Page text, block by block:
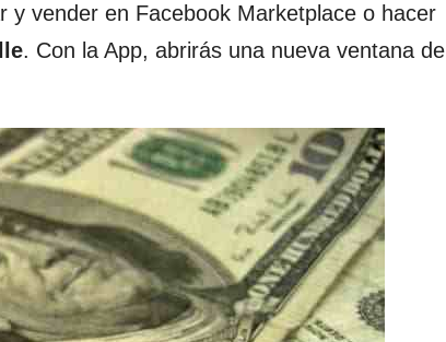
vender en Facebook Marketplace o hacer
. Con la App, abrirás una nueva ventana de